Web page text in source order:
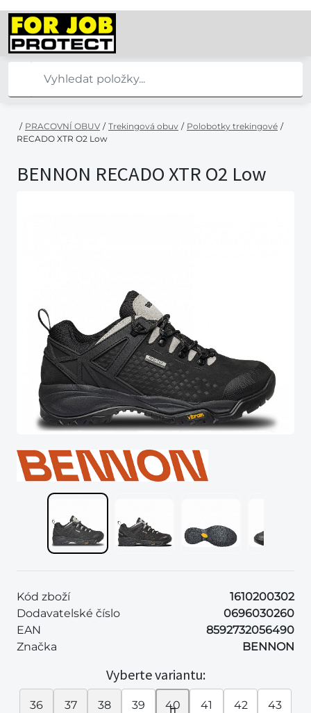
/ PRACOVNÍ OBUV / Trekingová obuv / Polobotky trekingové /
RECADO XTR O2 Low
BENNON RECADO XTR O2 Low
Kód zboží
1610200302
Dodavatelské číslo
0696030260
EAN
8592732056490
Značka
BENNON
Vyberte variantu:
36 37 38 39 40 41 42 43